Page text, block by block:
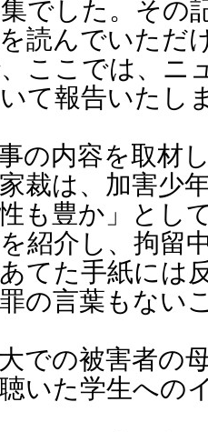
でした。その
読んでいただ
ここでは、ニ
て報告いたし
の内容を取材
裁は、加害少
も豊か」とし
紹介し、拘留
てた手紙には
の言葉もない
での被害者の
いた学生への